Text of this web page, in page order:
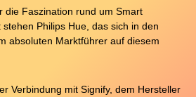
die Faszination rund um Smart
Philips Hue, das sich in den
absoluten Marktführer auf diesem
Verbindung mit Signify, dem Hersteller